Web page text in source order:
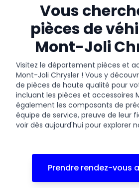
Vous
pièces de
Mont-Joli
Visitez le département pièces et
Mont-Joli Chrysler ! Vous y
de pièces de haute qualité pour
incluant les pièces et accessoires
également les composants de
équipe de service, preuve de leur
voir dès aujourd'hui pour explorer
Prendre rendez-vous